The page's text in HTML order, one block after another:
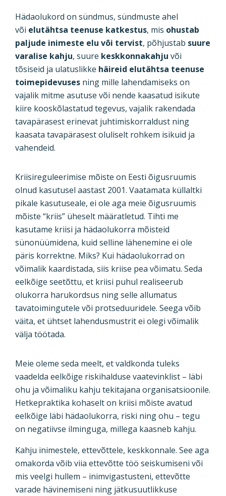
Hädaolukord on sündmus, sündmuste ahel
või elutähtsa teenuse katkestus, mis ohustab
paljude inimeste elu või tervist, põhjustab suure
varalise kahju, suure keskkonnakahju või
tõsiseid ja ulatuslikke häireid elutähtsa teenuse
toimepidevuses ning mille lahendamiseks on
vajalik mitme asutuse või nende kaasatud isikute
kiire kooskõlastatud tegevus, vajalik rakendada
tavapärasest erinevat juhtimiskorraldust ning
kaasata tavapärasest oluliselt rohkem isikuid ja
vahendeid.
Kriisireguleerimise mõiste on Eesti õigusruumis
olnud kasutusel aastast 2001. Vaatamata küllaltki
pikale kasutuseale, ei ole aga meie õigusruumis
mõiste “kriis” üheselt määratletud. Tihti me
kasutame kriisi ja hädaolukorra mõisteid
sünonüümidena, kuid selline lähenemine ei ole
päris korrektne. Miks? Kui hädaolukorrad on
võimalik kaardistada, siis kriise pea võimatu. Seda
eelkõige seetõttu, et kriisi puhul realiseerub
olukorra harukordsus ning selle allumatus
tavatoimingutele või protseduuridele. Seega võib
väita, et ühtset lahendusmustrit ei olegi võimalik
välja töötada.
Meie oleme seda meelt, et valdkonda tuleks
vaadelda eelkõige riskihalduse vaatevinklist – läbi
ohu ja võimaliku kahju tekitajana organisatsioonile.
Hetkepraktika kohaselt on kriisi mõiste avatud
eelkõige läbi hädaolukorra, riski ning ohu – tegu
on negatiivse ilminguga, millega kaasneb kahju.
Kahju inimestele, ettevõttele, keskkonnale. See aga
omakorda võib viia ettevõtte töö seiskumiseni või
mis veelgi hullem – inimvigastusteni, ettevõtte
varade hävinemiseni ning jätkusuutlikkuse